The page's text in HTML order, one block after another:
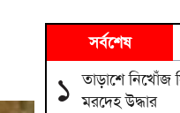
সর্বশেষ
১ তাড়াশে নিখোঁজ
মরদেহ উদ্ধার